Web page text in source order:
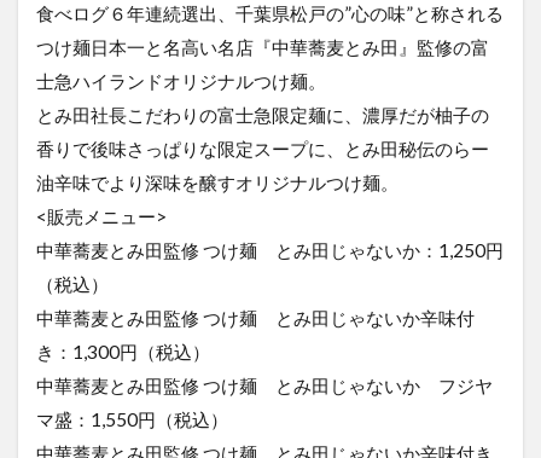
食べログ６年連続選出、千葉県松戸の”心の味”と称される
つけ麺日本一と名高い名店『中華蕎麦とみ田』監修の富
士急ハイランドオリジナルつけ麺。
とみ田社長こだわりの富士急限定麺に、濃厚だが柚子の
香りで後味さっぱりな限定スープに、とみ田秘伝のらー
油辛味でより深味を醸すオリジナルつけ麺。
<販売メニュー>
中華蕎麦とみ田監修 つけ麺 とみ田じゃないか：1,250円
（税込）
中華蕎麦とみ田監修 つけ麺 とみ田じゃないか辛味付
き：1,300円（税込）
中華蕎麦とみ田監修 つけ麺 とみ田じゃないか フジヤ
マ盛：1,550円（税込）
中華蕎麦とみ田監修 つけ麺 とみ田じゃないか辛味付き